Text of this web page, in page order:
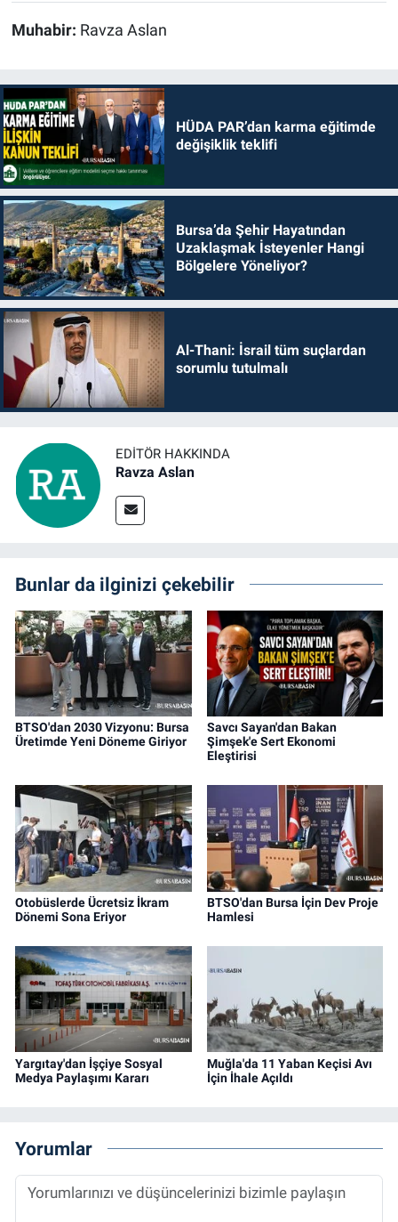
Muhabir: Ravza Aslan
HÜDA PAR’dan karma eğitimde
değişiklik teklifi
Bursa’da Şehir Hayatından
Uzaklaşmak İsteyenler Hangi
Bölgelere Yöneliyor?
Al-Thani: İsrail tüm suçlardan
sorumlu tutulmalı
EDITÖR HAKKINDA
Ravza Aslan
Bunlar da ilginizi çekebilir
BTSO'dan 2030 Vizyonu: Bursa
Üretimde Yeni Döneme Giriyor
Savcı Sayan'dan Bakan
Şimşek'e Sert Ekonomi
Eleştirisi
Otobüslerde Ücretsiz İkram
Dönemi Sona Eriyor
BTSO'dan Bursa İçin Dev Proje
Hamlesi
Yargıtay'dan İşçiye Sosyal
Medya Paylaşımı Kararı
Muğla'da 11 Yaban Keçisi Avı
İçin İhale Açıldı
Yorumlar